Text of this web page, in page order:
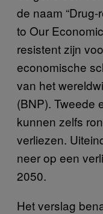
de naam
to Our
resistent zijn
economische
van het
(BNP). Tweede
kunnen zelfs
verliezen.
neer op een
2050.
Het verslag